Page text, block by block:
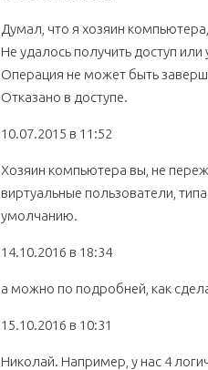
Думал, что я хозяин
Не удалось получить доступ
Операция не может быть
Отказано в доступе.
10.07.2015 в 11:52
Хозяин компьютера вы, не
виртуальные пользователи,
умолчанию.
14.10.2016 в 18:34
а можно по подробней, как
15.10.2016 в 10:31
Николай. Например, у нас 4